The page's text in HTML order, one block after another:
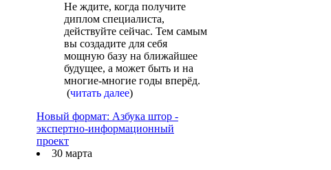
Не ждите, когда получите
диплом специалиста,
действуйте сейчас. Тем самым
вы создадите для себя
мощную базу на ближайшее
будущее, а может быть и на
многие-многие годы вперёд.
(читать далее)
Новый формат: Азбука штор -
экспертно-информационный
проект
30 марта